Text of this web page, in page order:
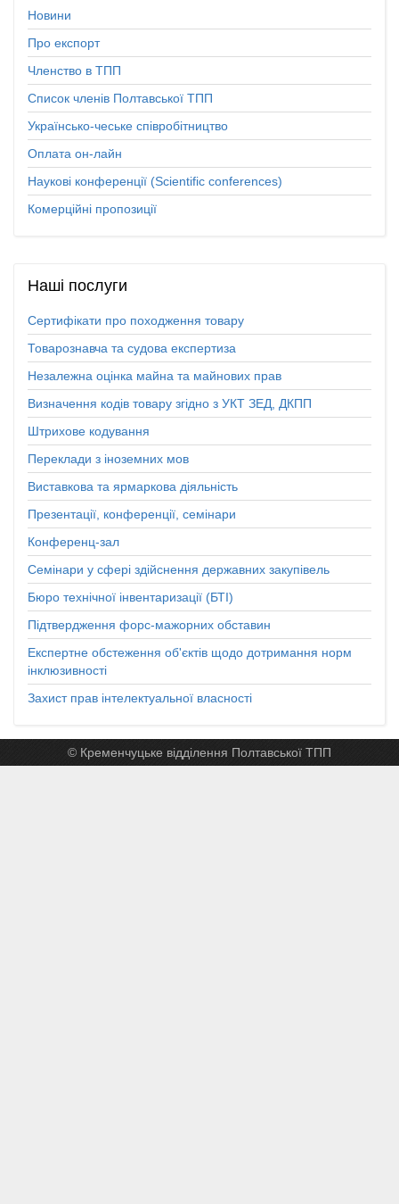
Новини
Про експорт
Членство в ТПП
Список членів Полтавської ТПП
Українсько-чеське співробітництво
Оплата он-лайн
Наукові конференції (Scientific conferences)
Комерційні пропозиції
Наші послуги
Сертифікати про походження товару
Товарознавча та судова експертиза
Незалежна оцінка майна та майнових прав
Визначення кодів товару згідно з УКТ ЗЕД, ДКПП
Штрихове кодування
Переклади з іноземних мов
Виставкова та ярмаркова діяльність
Презентації, конференції, семінари
Конференц-зал
Семінари у сфері здійснення державних закупівель
Бюро технічної інвентаризації (БТІ)
Підтвердження форс-мажорних обставин
Експертне обстеження об'єктів щодо дотримання норм
інклюзивності
Захист прав інтелектуальної власності
© Кременчуцьке відділення Полтавської ТПП